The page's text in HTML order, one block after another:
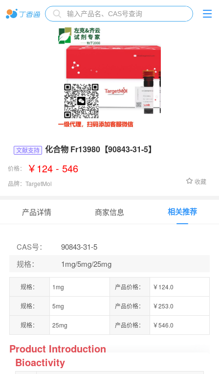
文献支持 化合物 Fr13980【90843-31-5】
价格： ￥124 - 546
品牌： TargetMol 收藏
产品详情 商家信息 相关推荐
CAS号：
90843-31-5
规格： 1mg/5mg/25mg
规格： 1mg 产品价格： ￥124.0
规格： 5mg 产品价格： ￥253.0
规格： 25mg 产品价格： ￥546.0
Product Introduction
Bioactivity